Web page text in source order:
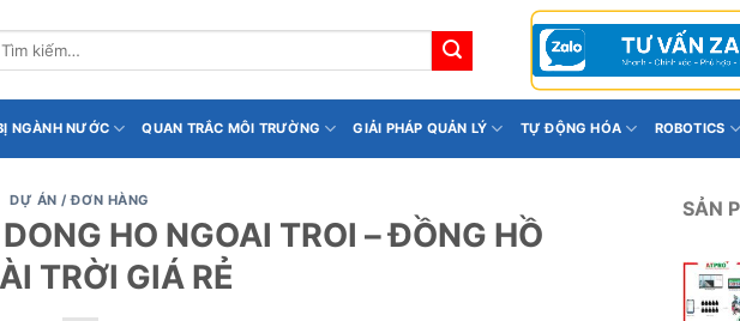
NGÀNH NƯỚC QUAN TRẮC MÔI TRƯỜNG GIẢI PHÁP QUẢN LÝ TỰ ĐỘNG HÓA ROBOTICS
DỰ ÁN / ĐƠN HÀNG
HO NGOAI TROI – ĐỒNG HỒ
TRỜI GIÁ RẺ
SẢN